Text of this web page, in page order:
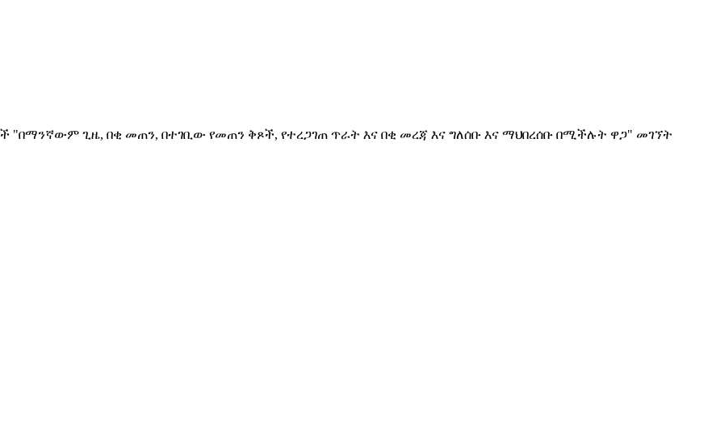
"በማንኛውም ጊዜ, በቂ መጠን, በተገቢው የመጠን ቅጾች, የተረጋገጠ ጥራት እና በቂ መረጃ እና ግለሰቡ እና ማህበረሰቡ በሚችሉት ዋጋ" መገኘት